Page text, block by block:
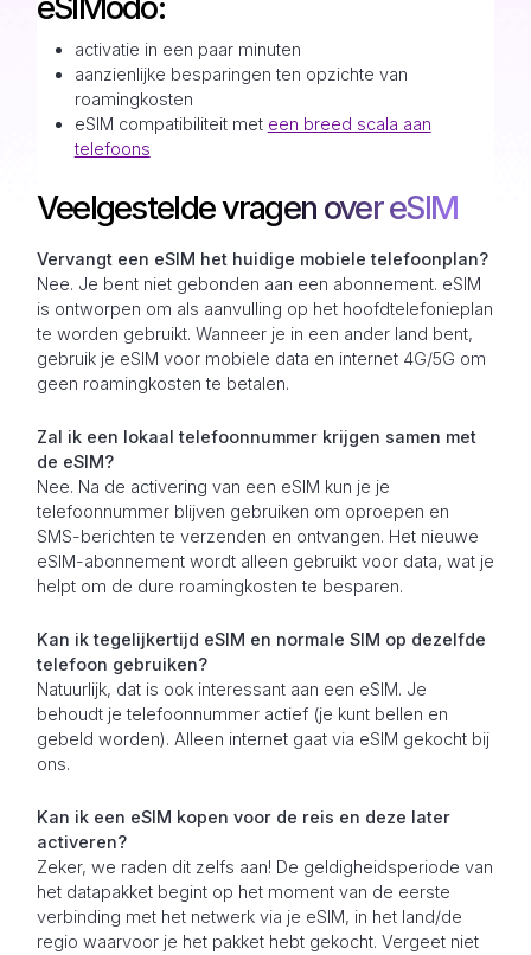
eSIModo:
activatie in een paar minuten
aanzienlijke besparingen ten opzichte van
roamingkosten
eSIM compatibiliteit met een breed scala aan
telefoons
Veelgestelde vragen over eSIM
Vervangt een eSIM het huidige mobiele telefoonplan?
Nee. Je bent niet gebonden aan een abonnement. eSIM
is ontworpen om als aanvulling op het hoofdtelefonieplan
te worden gebruikt. Wanneer je in een ander land bent,
gebruik je eSIM voor mobiele data en internet 4G/5G om
geen roamingkosten te betalen.
Zal ik een lokaal telefoonnummer krijgen samen met
de eSIM?
Nee. Na de activering van een eSIM kun je je
telefoonnummer blijven gebruiken om oproepen en
SMS-berichten te verzenden en ontvangen. Het nieuwe
eSIM-abonnement wordt alleen gebruikt voor data, wat je
helpt om de dure roamingkosten te besparen.
Kan ik tegelijkertijd eSIM en normale SIM op dezelfde
telefoon gebruiken?
Natuurlijk, dat is ook interessant aan een eSIM. Je
behoudt je telefoonnummer actief (je kunt bellen en
gebeld worden). Alleen internet gaat via eSIM gekocht bij
ons.
Kan ik een eSIM kopen voor de reis en deze later
activeren?
Zeker, we raden dit zelfs aan! De geldigheidsperiode van
het datapakket begint op het moment van de eerste
verbinding met het netwerk via je eSIM, in het land/de
regio waarvoor je het pakket hebt gekocht. Vergeet niet